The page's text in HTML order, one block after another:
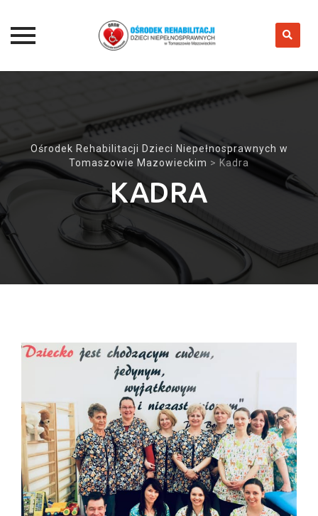
Ośrodek Rehabilitacji Dzieci Niepełnosprawnych w
Tomaszowie Mazowieckim > Kadra
KADRA